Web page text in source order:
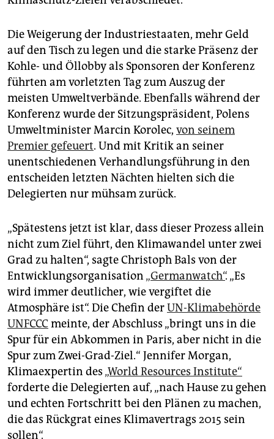
Die Weigerung der Industriestaaten, mehr Geld
auf den Tisch zu legen und die starke Präsenz der
Kohle- und Öllobby als Sponsoren der Konferenz
führten am vorletzten Tag zum Auszug der
meisten Umweltverbände. Ebenfalls während der
Konferenz wurde der Sitzungspräsident, Polens
Umweltminister Marcin Korolec, von seinem
Premier gefeuert. Und mit Kritik an seiner
unentschiedenen Verhandlungsführung in den
entscheiden letzten Nächten hielten sich die
Delegierten nur mühsam zurück.
„Spätestens jetzt ist klar, dass dieser Prozess allein
nicht zum Ziel führt, den Klimawandel unter zwei
Grad zu halten“, sagte Christoph Bals von der
Entwicklungsorganisation „Germanwatch“. „Es
wird immer deutlicher, wie vergiftet die
Atmosphäre ist“. Die Chefin derUN-Klimabehörde
UNFCCCmeinte, der Abschluss „bringt uns in die
Spur für ein Abkommen in Paris, aber nicht in die
Spur zum Zwei-Grad-Ziel.“ Jennifer Morgan,
Klimaexpertin des „World Resources Institute“
forderte die Delegierten auf, „nach Hause zu gehen
und echten Fortschritt bei den Plänen zu machen,
die das Rückgrat eines Klimavertrags 2015 sein
sollen“.